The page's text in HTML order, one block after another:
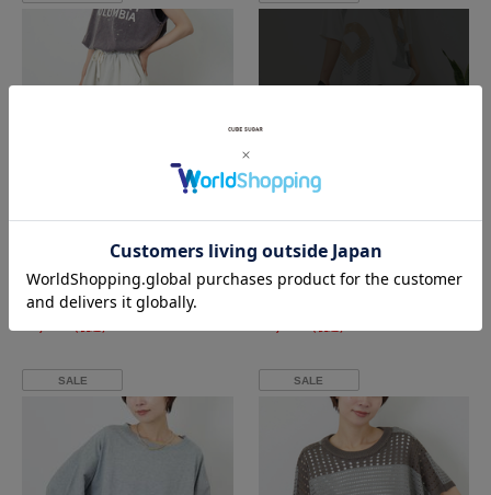
cube sugar evo. CUBE SUGAR
SALE SALE